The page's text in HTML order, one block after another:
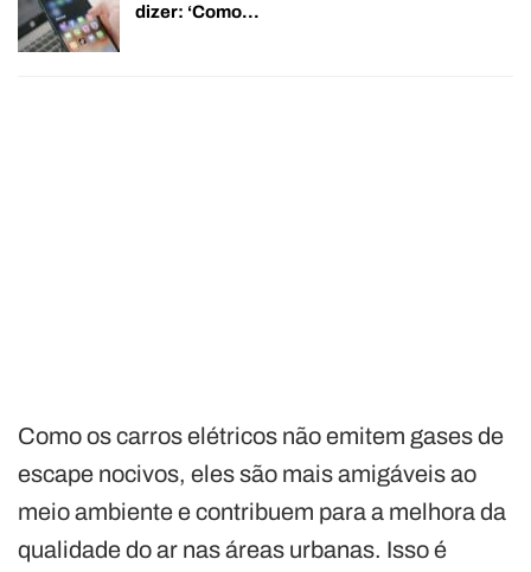
dizer: ‘Como…
Como os carros elétricos não emitem gases de
escape nocivos, eles são mais amigáveis ao
meio ambiente e contribuem para a melhora da
qualidade do ar nas áreas urbanas. Isso é